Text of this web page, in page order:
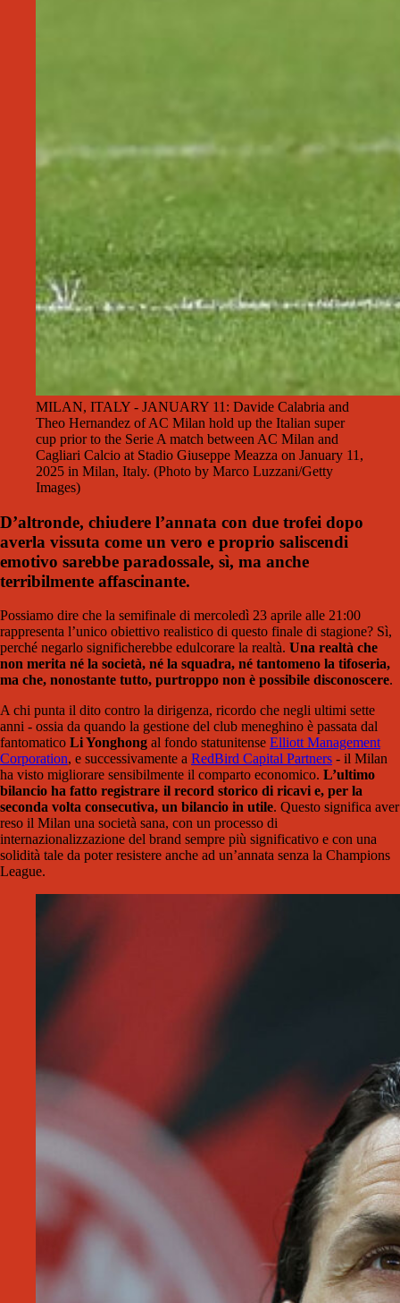
MILAN, ITALY - JANUARY 11: Davide Calabria and
Theo Hernandez of AC Milan hold up the Italian super
cup prior to the Serie A match between AC Milan and
Cagliari Calcio at Stadio Giuseppe Meazza on January 11,
2025 in Milan, Italy. (Photo by Marco Luzzani/Getty
Images)
D’altronde, chiudere l’annata con due trofei dopo
averla vissuta come un vero e proprio saliscendi
emotivo sarebbe paradossale, sì, ma anche
terribilmente affascinante.
Possiamo dire che la semifinale di mercoledì 23 aprile alle 21:00
rappresenta l’unico obiettivo realistico di questo finale di stagione? Sì,
perché negarlo significherebbe edulcorare la realtà. Una realtà che
non merita né la società, né la squadra, né tantomeno la tifoseria,
ma che, nonostante tutto, purtroppo non è possibile disconoscere.
A chi punta il dito contro la dirigenza, ricordo che negli ultimi sette
anni - ossia da quando la gestione del club meneghino è passata dal
fantomatico Li Yonghong al fondo statunitense Elliott Management
Corporation, e successivamente a RedBird Capital Partners - il Milan
ha visto migliorare sensibilmente il comparto economico. L’ultimo
bilancio ha fatto registrare il record storico di ricavi e, per la
seconda volta consecutiva, un bilancio in utile. Questo significa aver
reso il Milan una società sana, con un processo di
internazionalizzazione del brand sempre più significativo e con una
solidità tale da poter resistere anche ad un’annata senza la Champions
League.